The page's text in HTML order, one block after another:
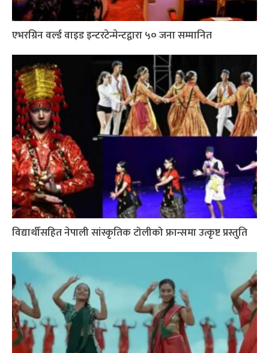
एभरग्रिन वर्ल्ड वाइड इन्टरटेन्मेन्टद्वारा ५० जना सम्मानित
विद्यार्थीसहित नेपाली सांस्कृतिक टोलीको फ्रान्समा उत्कृष्ट प्रस्तुति